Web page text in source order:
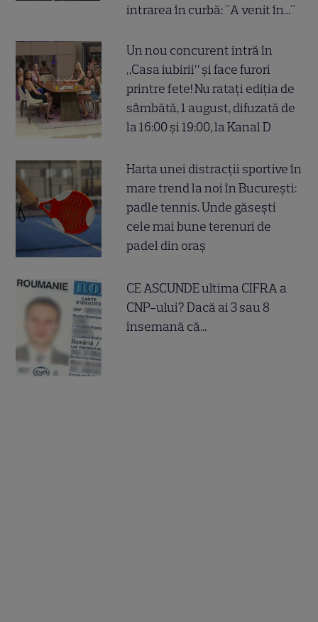
intrarea în curbă: "A venit în..."
Un nou concurent intră în
„Casa iubirii” și face furori
printre fete! Nu ratați ediția de
sâmbătă, 1 august, difuzată de
la 16:00 și 19:00, la Kanal D
Harta unei distracții sportive în
mare trend la noi în București:
padle tennis. Unde găsești
cele mai bune terenuri de
padel din oraș
CE ASCUNDE ultima CIFRA a
CNP-ului? Dacă ai 3 sau 8
însemană că...